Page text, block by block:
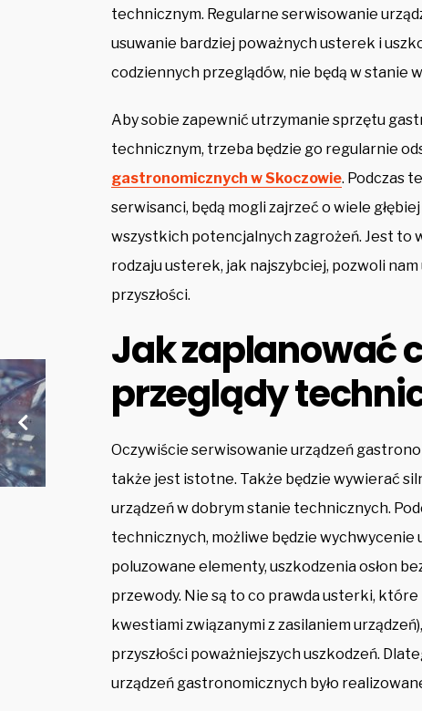
technicznym. Regularne serwisowanie
usuwanie bardziej poważnych usterek i
codziennych przeglądów, nie będą w stanie
Aby sobie zapewnić utrzymanie sprzętu
technicznym, trzeba będzie go regularnie
gastronomicznych w Skoczowie. Podczas
serwisanci, będą mogli zajrzeć o wiele
wszystkich potencjalnych zagrożeń. Jest to
rodzaju usterek, jak najszybciej, pozwoli
przyszłości.
Jak zaplanować
przeglądy
Oczywiście serwisowanie urządzeń
także jest istotne. Także będzie wywierać
urządzeń w dobrym stanie technicznych.
technicznych, możliwe będzie
poluzowane elementy, uszkodzenia osłon
przewody. Nie są to co prawda usterki, które
kwestiami związanymi z zasilaniem
przyszłości poważniejszych uszkodzeń.
urządzeń gastronomicznych było